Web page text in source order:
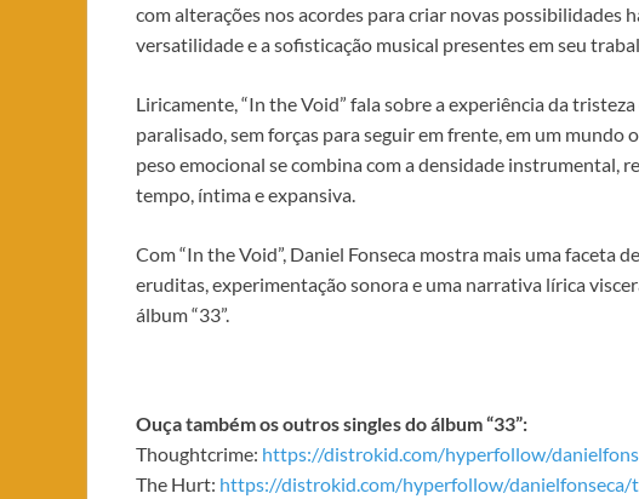
com alterações nos acordes para criar novas possibilidades
versatilidade e a sofisticação musical presentes em seu
Liricamente, “In the Void” fala sobre a experiência da
paralisado, sem forças para seguir em frente, em um mundo
peso emocional se combina com a densidade instrumental,
tempo, íntima e expansiva.
Com “In the Void”, Daniel Fonseca mostra mais uma faceta
eruditas, experimentação sonora e uma narrativa lírica
álbum “33”.
Ouça também os outros singles do álbum “33”:
Thoughtcrime: https://distrokid.com/hyperfollow/
The Hurt: https://distrokid.com/hyperfollow/